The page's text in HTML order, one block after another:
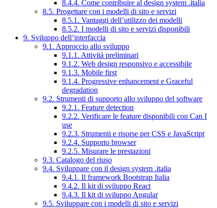
8.4.4. Come contribuire al design system .italia
8.5. Progettare con i modelli di sito e servizi
8.5.1. Vantaggi dell’utilizzo dei modelli
8.5.2. I modelli di sito e servizi disponibili
9. Sviluppo dell’interfaccia
9.1. Approccio allo sviluppo
9.1.1. Attività preliminari
9.1.2. Web design responsivo e accessibile
9.1.3. Mobile first
9.1.4. Progressive enhancement e Graceful
degradation
9.2. Strumenti di supporto allo sviluppo del software
9.2.1. Feature detection
9.2.2. Verificare le feature disponibili con Can I
use
9.2.3. Strumenti e risorse per CSS e JavaScript
9.2.4. Supporto browser
9.2.5. Misurare le prestazioni
9.3. Catalogo del riuso
9.4. Sviluppare con il design system .italia
9.4.1. Il framework Bootstrap Italia
9.4.2. Il kit di sviluppo React
9.4.3. Il kit di sviluppo Angular
9.5. Sviluppare con i modelli di sito e servizi